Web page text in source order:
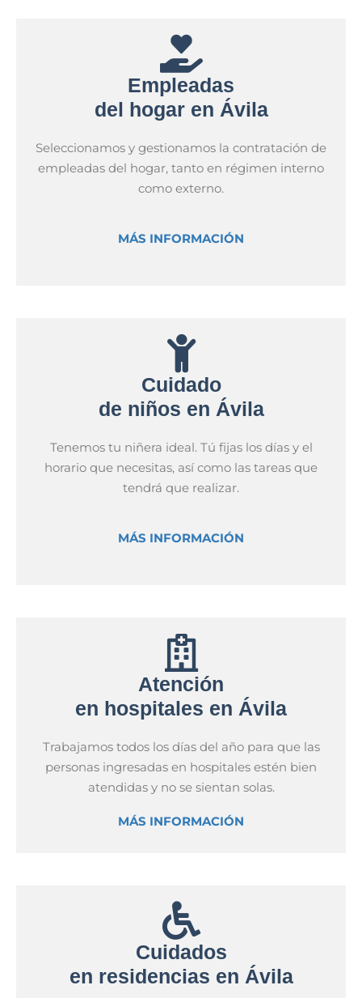
Empleadas
del hogar en Ávila
Seleccionamos y gestionamos la contratación de
empleadas del hogar, tanto en régimen interno
como externo.
MÁS INFORMACIÓN
Cuidado
de niños en Ávila
Tenemos tu niñera ideal. Tú fijas los días y el
horario que necesitas, así como las tareas que
tendrá que realizar.
MÁS INFORMACIÓN
Atención
en hospitales en Ávila
Trabajamos todos los días del año para que las
personas ingresadas en hospitales estén bien
atendidas y no se sientan solas.
MÁS INFORMACIÓN
Cuidados
en residencias en Ávila